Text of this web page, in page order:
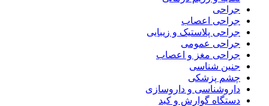
جراحی
جراحی اعصاب
جراحی پلاستیک و زیبایی
جراحی عمومی
جراحی مغز و اعصاب
جنین شناسی
چشم پزشکی
داروشناسی و داروسازی
دستگاه گوارش و کبد